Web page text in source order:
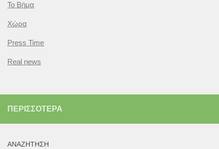
Το Βήμα
Χώρα
Press Time
Real news
ΠΕΡΙΣΣΌΤΕΡΑ
ΑΝΑΖΉΤΗΣΗ